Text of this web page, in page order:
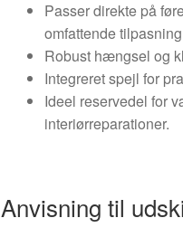
Passer direkte på
omfattende
Robust hængsel og
Integreret spejl for
Ideel reservedel for
interiørreparationer.
Anvisning til